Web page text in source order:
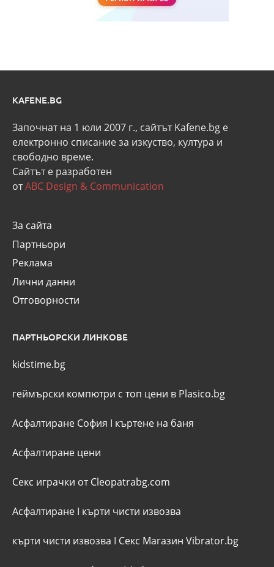
KAFENE.BG
Започнат на 1 юли 2007 г., сайтът Kafene.bg e
eлектронно списание за изкуство, култура и
свободно време.
Сайтът е разработен
отABC Design & Communication
За сайта
Партньори
Реклама
Лични данни
Отговорности
ПАРТНЬОРСКИ ЛИНКОВЕ
kidstime.bg
геймърски компютри с топ цени в Plasico.bg
Асфалтиране София I къртене на баня
Асфалтиране цени
Секс играчки от Cleopatrabg.com
Асфалтиране I кърти чисти извозва
кърти чисти извозва I Секс Магазин Vibrator.bg